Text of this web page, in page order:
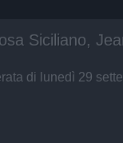
Siciliano,
di lunedì 29